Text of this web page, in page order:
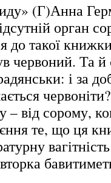
(Г)Анна
орган
до такої
червоний. Та
і за
від сорому,
те, що ця